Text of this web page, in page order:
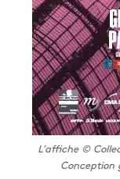
L’affiche ©
Conception